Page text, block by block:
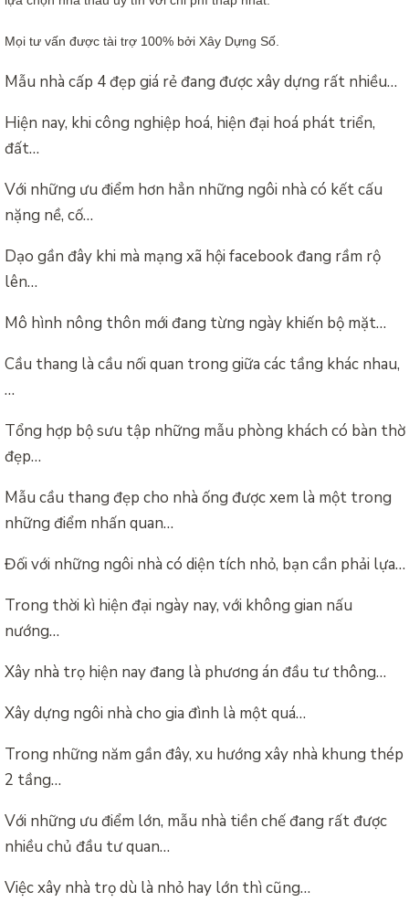
Mọi tư vấn được tài trợ 100% bởi Xây Dựng Số.
Mẫu nhà cấp 4 đẹp giá rẻ đang được xây dựng rất nhiều…
Hiện nay, khi công nghiệp hoá, hiện đại hoá phát triển,
đất…
Với những ưu điểm hơn hẳn những ngôi nhà có kết cấu
nặng nề, cố…
Dạo gần đây khi mà mạng xã hội facebook đang rầm rộ
lên…
Mô hình nông thôn mới đang từng ngày khiến bộ mặt…
Cầu thang là cầu nối quan trong giữa các tầng khác nhau,
…
Tổng hợp bộ sưu tập những mẫu phòng khách có bàn thờ
đẹp…
Mẫu cầu thang đẹp cho nhà ống được xem là một trong
những điểm nhấn quan…
Đối với những ngôi nhà có diện tích nhỏ, bạn cần phải lựa…
Trong thời kì hiện đại ngày nay, với không gian nấu
nướng…
Xây nhà trọ hiện nay đang là phương án đầu tư thông…
Xây dựng ngôi nhà cho gia đình là một quá…
Trong những năm gần đây, xu hướng xây nhà khung thép
2 tầng…
Với những ưu điểm lớn, mẫu nhà tiền chế đang rất được
nhiều chủ đầu tư quan…
Việc xây nhà trọ dù là nhỏ hay lớn thì cũng…